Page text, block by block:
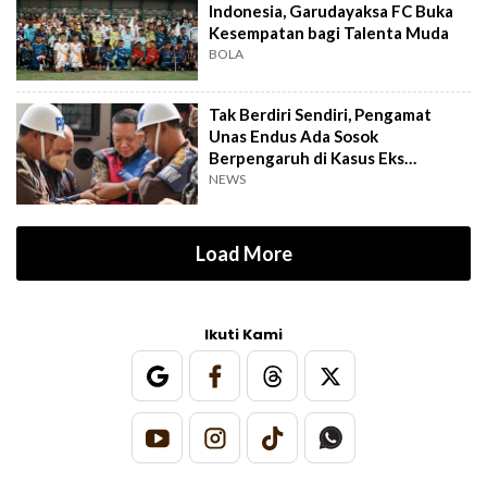
Indonesia, Garudayaksa FC Buka
Kesempatan bagi Talenta Muda
BOLA
Tak Berdiri Sendiri, Pengamat
Unas Endus Ada Sosok
Berpengaruh di Kasus Eks
Jampidsus
NEWS
Load More
Ikuti Kami